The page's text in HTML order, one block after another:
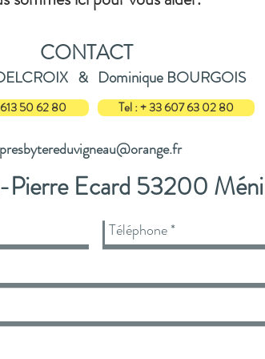
CONTACT
& Dominique BOURGOIS
Tel : + 33 607 63 02 80
50 62 80
Pierre Ecard 53200